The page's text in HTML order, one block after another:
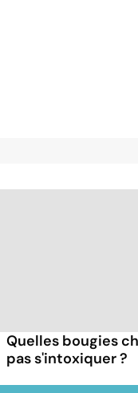
Quelles bougies
pas s'intoxiquer ?